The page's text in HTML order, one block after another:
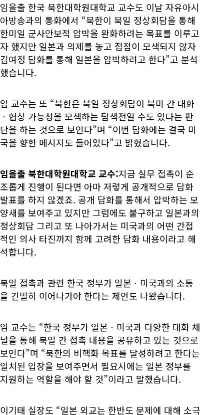
임을출 한국 북한대학원대학교 교수도 이날 자유아시
아방송과의 통화에서 “북한이 북일 정상회담을 통해
한미일 군사안보적 압박을 완화하려는 목표를 이루고
자 했지만 일본과 의제를 놓고 접점이 모색되지 않자
김여정 담화를 통해 일본을 압박하려고 한다”고 분석
했습니다.
임 교수는 또 “북한은 북일 정상회담이 북미 간 대화
ㆍ협상 가능성을 모색하는 탐색전일 수도 있다는 판
단을 하는 것으로 보인다”며 “이번 담화에는 결국 미
국을 향한 메시지도 들어있다”고 밝혔습니다.
임을출 북한대학원대학교 교수:지금 실무 접촉이 순
조롭게 진행이 된다면 아마 저렇게 공개적으로 담화
발표를 하지 않겠죠. 공개 담화를 통해서 압박하는 모
양새를 보여주고 있지만 그럼에도 불구하고 일본과의
정상회담 그리고 또 나아가서는 미국과의 어떤 간접
적인 의사 타진까지 함께 고려한 담화 내용이라고 해
석합니다.
북일 접촉과 관련 한국 정부가 일본ㆍ미국과의 소통
을 긴밀히 이어나가야 한다는 제언도 나왔습니다.
임 교수는 “한국 정부가 일본ㆍ미국과 다양한 대화 채
널을 통해 북일 간 접촉 내용을 공유하고 있는 것으로
보인다”며 “북한의 비핵화 목표를 달성하려고 한다는
일치된 입장을 보여주면서 필요시에는 일본 정부를
지원하는 역할을 해야 할 것”이라고 말했습니다.
이기태 실장도 “일본 외교는 한반도 문제에 대해 소극